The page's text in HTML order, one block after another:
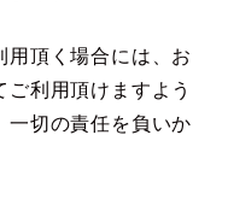
用頂く場合には、お
利用頂けますよう
一切の責任を負いか